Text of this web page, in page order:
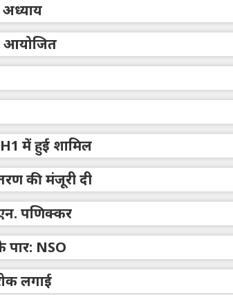
अध्याय
आयोजित
में हुई शामिल
की मंजूरी दी
पणिक्कर
पार: NSO
लगाई